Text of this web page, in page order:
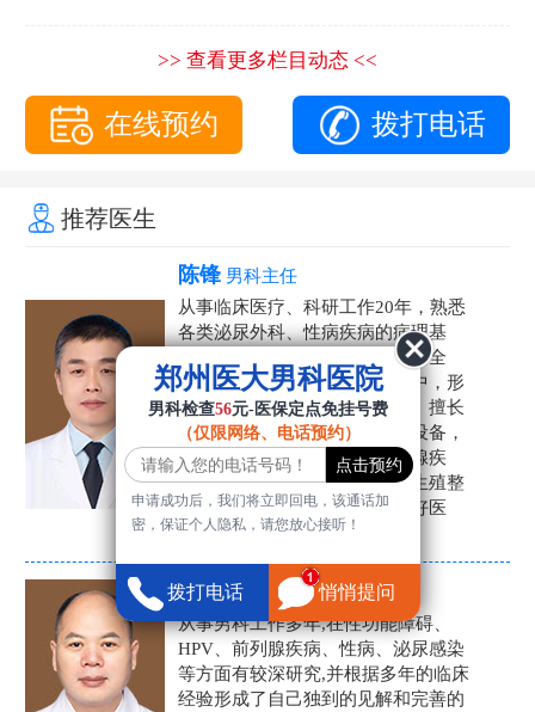
>> 查看更多栏目动态 <<
在线预约 拨打电话
推荐医生
陈锋 男科主任
从事临床医疗、科研工作20年，熟悉
各类泌尿外科、性病疾病的病理基
础，诊断治疗和临床操作，技术全
面。在男科疾病的诊断和诊疗中，形
成了一套独具特色的诊疗方案。擅长
运用国内外先进的医学技术和设备，
科学诊疗各类阳痿早泄、前列腺疾
病、射精障碍、性病、HPV、生殖整
形等疾病，是患者非常信赖的好医
生。
张营富
男科主任
从事男科工作多年,在性功能障碍、
HPV、前列腺疾病、性病、泌尿感染
等方面有较深研究,并根据多年的临床
经验形成了自己独到的见解和完善的
郑州医大男科医院
男科检查56元-医保定点免挂号费
（仅限网络、电话预约）
申请成功后，我们将立即回电，该通话加
密，保证个人隐私，请您放心接听！
拨打电话 悄悄提问